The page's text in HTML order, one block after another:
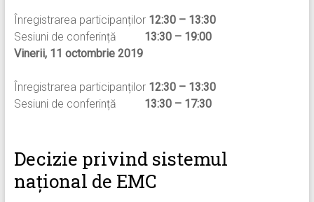
Înregistrarea participanților 12:30 – 13:30
Sesiuni de conferință 13:30 – 19:00
Vinerii, 11 octombrie 2019
Înregistrarea participanților 12:30 – 13:30
Sesiuni de conferință 13:30 – 17:30
Decizie privind sistemul
național de EMC